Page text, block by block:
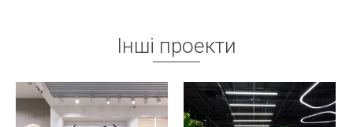
Інші проекти